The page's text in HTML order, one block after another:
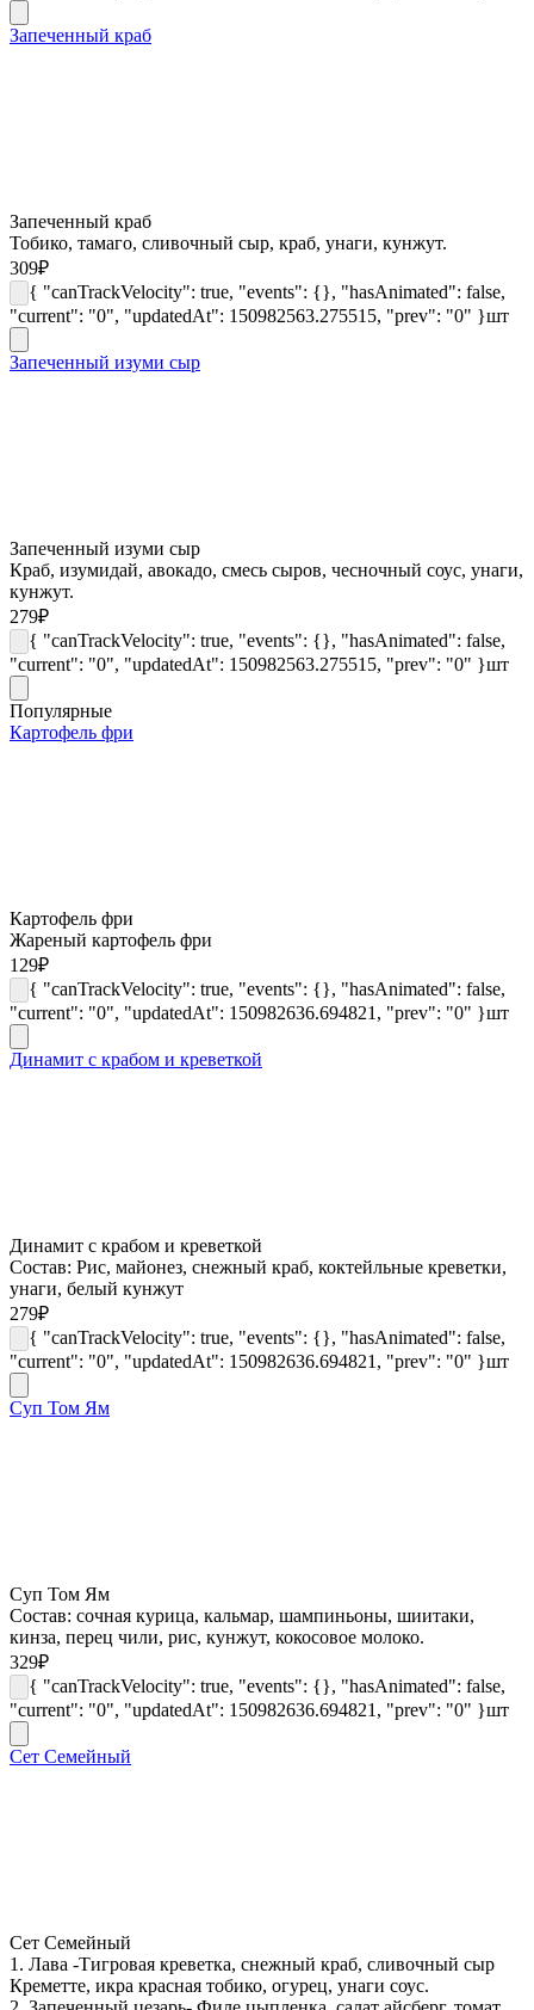
Запеченный краб
Запеченный краб
Тобико, тамаго, сливочный сыр, краб, унаги, кунжут.
309₽
{ "canTrackVelocity": true, "events": {}, "hasAnimated": false,
"current": "0", "updatedAt": 150982563.275515, "prev": "0" }шт
Запеченный изуми сыр
Запеченный изуми сыр
Краб, изумидай, авокадо, смесь сыров, чесночный соус, унаги,
кунжут.
279₽
{ "canTrackVelocity": true, "events": {}, "hasAnimated": false,
"current": "0", "updatedAt": 150982563.275515, "prev": "0" }шт
Популярные
Картофель фри
Картофель фри
Жареный картофель фри
129₽
{ "canTrackVelocity": true, "events": {}, "hasAnimated": false,
"current": "0", "updatedAt": 150982636.694821, "prev": "0" }шт
Динамит с крабом и креветкой
Динамит с крабом и креветкой
Состав: Рис, майонез, снежный краб, коктейльные креветки,
унаги, белый кунжут
279₽
{ "canTrackVelocity": true, "events": {}, "hasAnimated": false,
"current": "0", "updatedAt": 150982636.694821, "prev": "0" }шт
Суп Том Ям
Суп Том Ям
Состав: сочная курица, кальмар, шампиньоны, шиитаки,
кинза, перец чили, рис, кунжут, кокосовое молоко.
329₽
{ "canTrackVelocity": true, "events": {}, "hasAnimated": false,
"current": "0", "updatedAt": 150982636.694821, "prev": "0" }шт
Сет Семейный
Сет Семейный
1. Лава -Тигровая креветка, снежный краб, сливочный сыр
Креметте, икра красная тобико, огурец, унаги соус.